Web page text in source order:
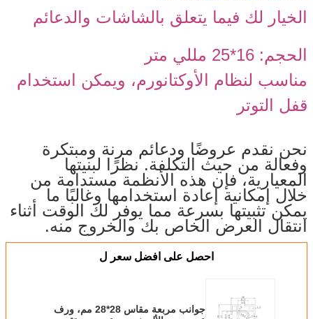
الخيار لك فيما يتعلق بالشاشات والدعائم
الحجم: 16*25 مللي متر
مناسب لنظام الأوكتانورم، ويمكن استخدام
قفل التوتر
نحن نقدم عروضًا ودعائم مرنة ومبتكرة
وفعالة من حيث التكلفة. نظرًا لبنيتها
المعيارية، فإن هذه الأنظمة مستدامة من
خلال إمكانية إعادة استخدامها وغالبًا ما
يمكن تثبيتها بسرعة مما يوفر لك الوقت أثناء
انتقال العرض الخاص بك والخروج منه.
احصل على افضل سعر ل
جوانب مربعة مقاس 28*28 مم، ورف